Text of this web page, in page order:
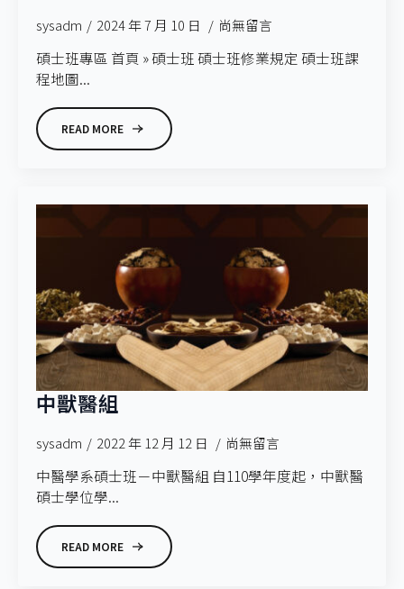
sysadm 2024 年 7 月 10 日 尚無留言
碩士班專區 首頁 » 碩士班 碩士班修業規定 碩士班課
程地圖...
READ MORE
中獸醫組
sysadm 2022 年 12 月 12 日 尚無留言
中醫學系碩士班－中獸醫組 自110學年度起，中獸醫
碩士學位學...
READ MORE